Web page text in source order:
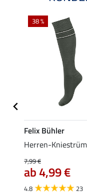
38 %
Felix Bühler
Herren-
7,99 €
ab 4,99 €
4.8 23